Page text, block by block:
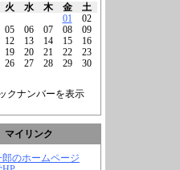
火 水 木 金
土
01
02
05 06 07 08
09
12 13 14 15
16
19 20 21 22
23
26 27 28 29
30
クナンバーを表示
マイリンク
のホームページ